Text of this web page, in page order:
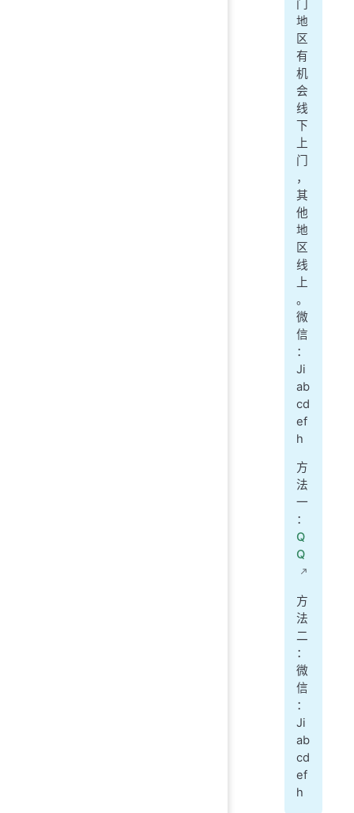
门
地
区
有
机
会
线
下
上
门
，
其
他
地
区
线
上
。
微
信
：
Ji
ab
cd
ef
h
方
法
一
：
Q
Q
方
法
二
：
微
信
：
Ji
ab
cd
ef
h